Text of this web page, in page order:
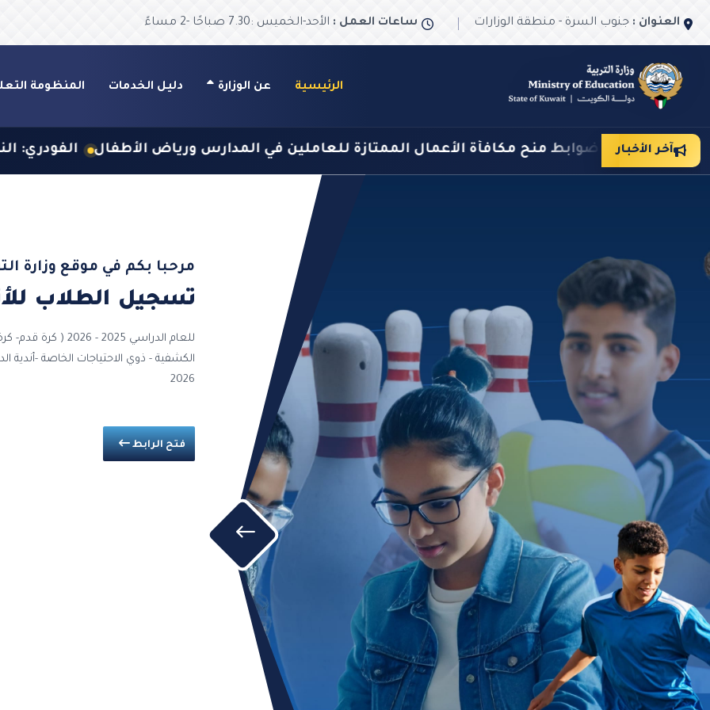
العنوان : جنوب السرة - منطقة الوزارات ساعات العمل : الأحد-الخميس :7.30 صباحًا -2 مساءً
الرئيسية عن الوزارة دليل الخدمات المنظومة
آخر الأخبار الفودري: النادي الكشفي الصيفي بوزارة الأعمال الممتازة للعاملين في المدارس ورياض الأطفال
مرحبا بكم في موقع وزارة
تسجيل الطلاب
للعام الدراسي
2026
فتح الرابط